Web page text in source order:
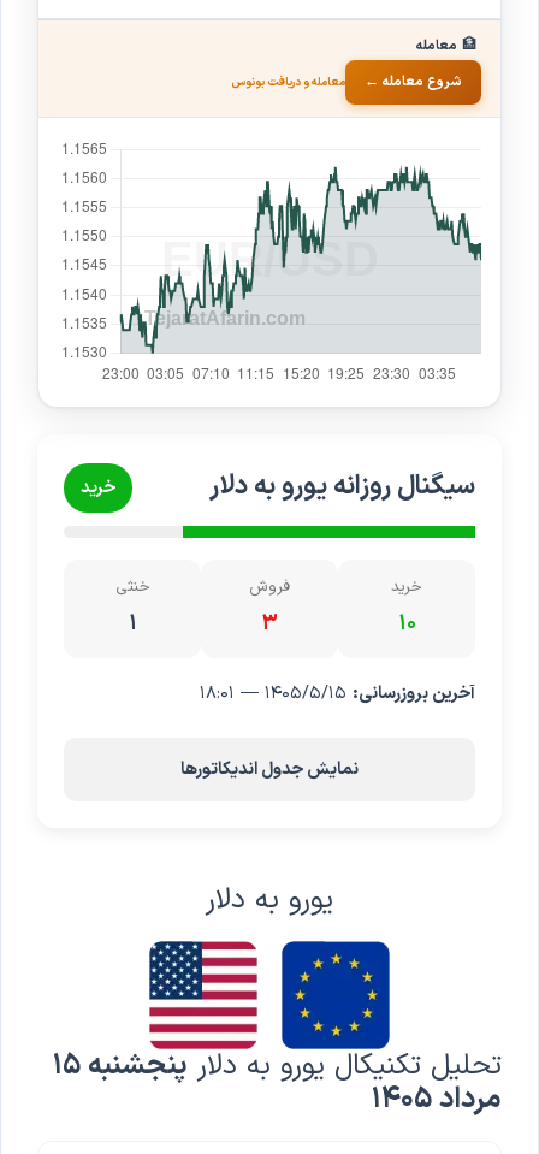
🏦 معامله
شروع معامله ←
معامله و دریافت بونوس
سیگنال روزانه یورو به دلار خرید
خرید
۱۰
فروش
۳
خنثی
۱
آخرین بروزرسانی:
نمایش جدول اندیکاتورها
یورو به دلار
تحلیل تکنیکال یورو به دلار پنجشنبه ۱۵
مرداد ۱۴۰۵